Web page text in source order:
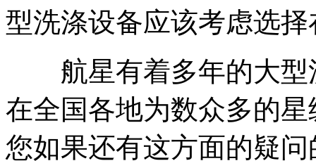
型洗涤设备应该考虑选
航星有着多年的大型
在全国各地为数众多的
您如果还有这方面的疑